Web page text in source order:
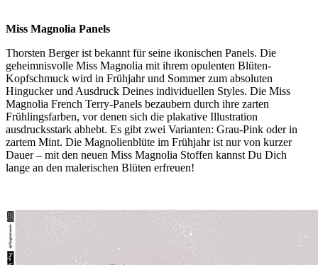
Miss Magnolia Panels
Thorsten Berger ist bekannt für seine ikonischen Panels. Die
geheimnisvolle Miss Magnolia mit ihrem opulenten Blüten-
Kopfschmuck wird in Frühjahr und Sommer zum absoluten
Hingucker und Ausdruck Deines individuellen Styles. Die Miss
Magnolia French Terry-Panels bezaubern durch ihre zarten
Frühlingsfarben, vor denen sich die plakative Illustration
ausdrucksstark abhebt. Es gibt zwei Varianten: Grau-Pink oder in
zartem Mint. Die Magnolienblüte im Frühjahr ist nur von kurzer
Dauer – mit den neuen Miss Magnolia Stoffen kannst Du Dich
lange an den malerischen Blüten erfreuen!